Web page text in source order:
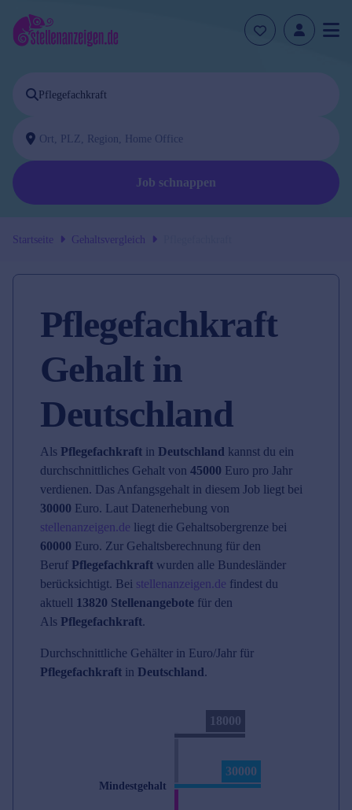
Job schnappen
Startseite Gehaltsvergleich
Pflegefachkraft
Gehalt in
Deutschland
Als Pflegefachkraft in Deutschland kannst du ein
durchschnittliches Gehalt von 45000 Euro pro Jahr
verdienen. Das Anfangsgehalt in diesem Job liegt bei
30000 Euro. Laut Datenerhebung von
stellenanzeigen.de liegt die Gehaltsobergrenze bei
60000 Euro. Zur Gehaltsberechnung für den
Beruf Pflegefachkraft wurden alle Bundesländer
berücksichtigt. Bei stellenanzeigen.de findest du
aktuell 13820 Stellenangebote für den
Als Pflegefachkraft.
Durchschnittliche Gehälter in Euro/Jahr für
Pflegefachkraft in Deutschland.
18000
30000
Mindestgehalt